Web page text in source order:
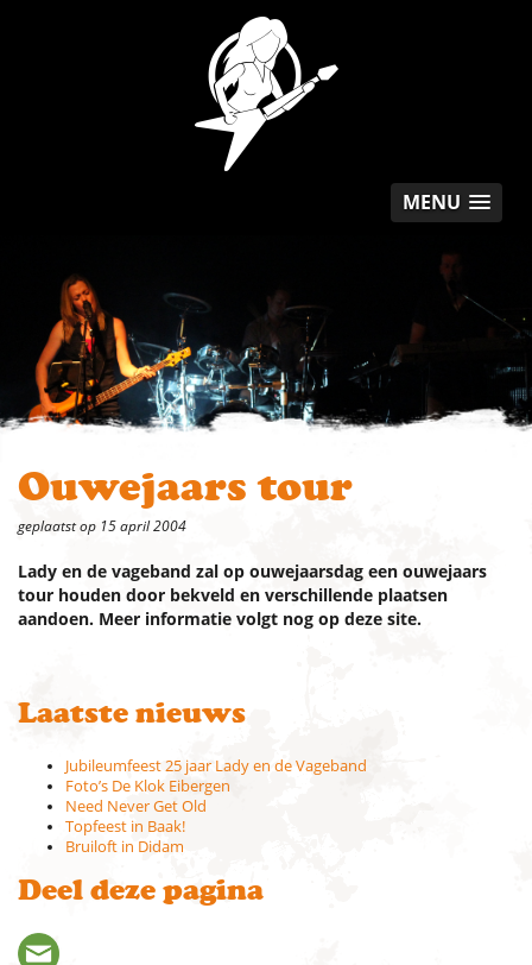
MENU
Ouwejaars tour
geplaatst op 15 april 2004
Lady en de vageband zal op ouwejaarsdag een ouwejaars
tour houden door bekveld en verschillende plaatsen
aandoen. Meer informatie volgt nog op deze site.
Laatste nieuws
Jubileumfeest 25 jaar Lady en de Vageband
Foto’s De Klok Eibergen
Need Never Get Old
Topfeest in Baak!
Bruiloft in Didam
Deel deze pagina